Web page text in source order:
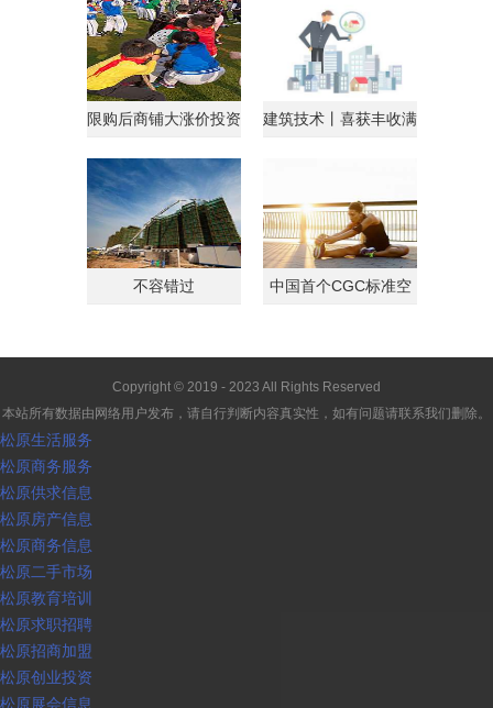
限购后商铺大涨价投资
建筑技术丨喜获丰收满
不容错过
中国首个CGC标准空
Copyright © 2019 - 2023 All Rights Reserved
本站所有数据由网络用户发布，请自行判断内容真实性，如有问题请联系我们删除。
松原生活服务
松原商务服务
松原供求信息
松原房产信息
松原商务信息
松原二手市场
松原教育培训
松原求职招聘
松原招商加盟
松原创业投资
松原展会信息